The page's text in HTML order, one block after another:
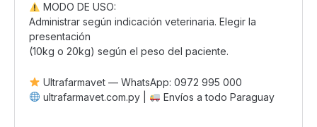
MODO DE USO:
Administrar según indicación veterinaria. Elegir la
presentación
(10kg o 20kg) según el peso del paciente.
Ultrafarmavet — WhatsApp: 0972 995 000
ultrafarmavet.com.py |
Envíos a todo Paraguay